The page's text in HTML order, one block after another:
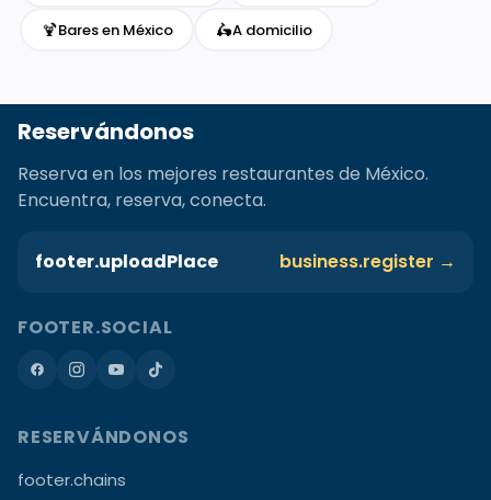
🍹Bares en México 🛵A domicilio
Reservándonos
Reserva en los mejores restaurantes de México.
Encuentra, reserva, conecta.
footer.uploadPlace business.register →
FOOTER.SOCIAL
RESERVÁNDONOS
footer.chains